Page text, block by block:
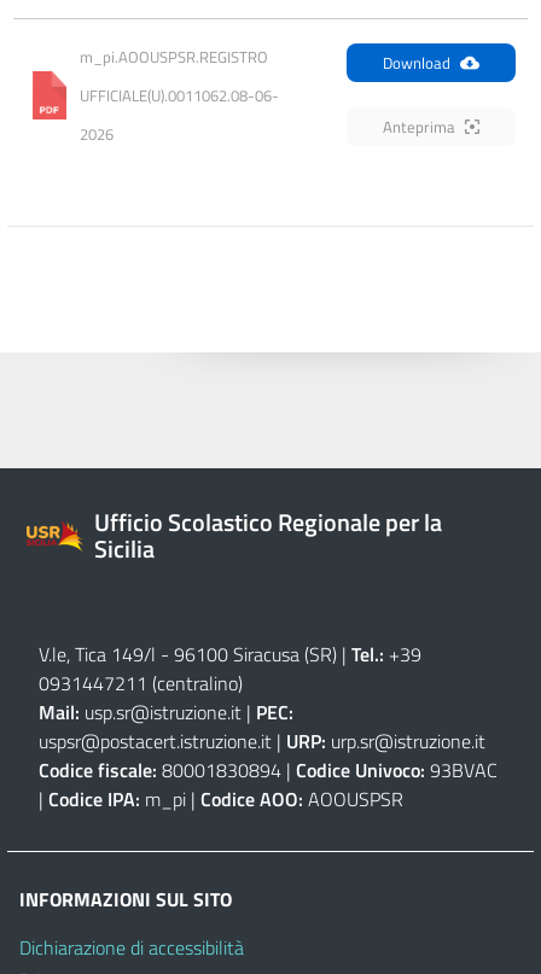
m_pi.AOOUSPSR.REGISTRO
UFFICIALE(U).0011062.08-06-
2026
Download
Anteprima
Ufficio Scolastico Regionale per la
Sicilia
V.le, Tica 149/l - 96100 Siracusa (SR) | Tel.: +39
0931447211 (centralino)
Mail: usp.sr@istruzione.it | PEC:
uspsr@postacert.istruzione.it | URP: urp.sr@istruzione.it
Codice fiscale: 80001830894 | Codice Univoco: 93BVAC
| Codice IPA: m_pi | Codice AOO: AOOUSPSR
INFORMAZIONI SUL SITO
Dichiarazione di accessibilità